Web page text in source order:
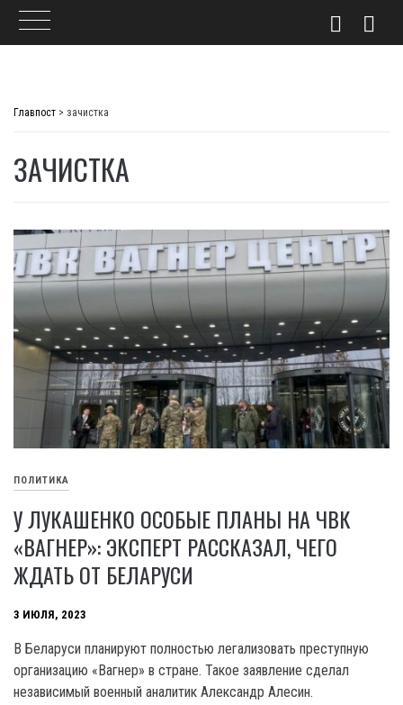
Главпост > зачистка
ЗАЧИСТКА
ПОЛИТИКА
У ЛУКАШЕНКО ОСОБЫЕ ПЛАНЫ НА ЧВК
«ВАГНЕР»: ЭКСПЕРТ РАССКАЗАЛ, ЧЕГО
ЖДАТЬ ОТ БЕЛАРУСИ
3 ИЮЛЯ, 2023
В Беларуси планируют полностью легализовать преступную
организацию «Вагнер» в стране. Такое заявление сделал
независимый военный аналитик Александр Алесин.